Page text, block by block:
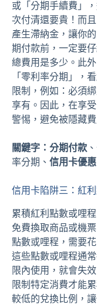
或「分期手續費」
次付清還要貴！而
產生滯納金，讓你
期付款前，一定要
總費用是多少。此
「零利率分期」，
限制，例如：必須
享有。因此，在享
警惕，避免被隱藏費
關鍵字： 分期付款
率分期、 信用卡優惠
信用卡陷阱三：紅
累積紅利點數或哩
免費換取商品或機
點數或哩程，需要
這些點數或哩程通
限內使用，就會失
限制特定消費才能
較低的兌換比例，